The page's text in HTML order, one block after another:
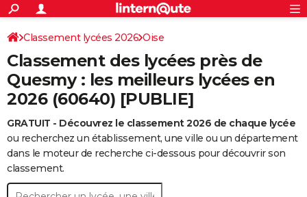
ACTUALITÉS
Politique
Société
Faits Divers
Education
Monde
Villes
+
SPORT
Coupe du monde 2026
Football
Tennis
Cyclisme
Rugby
Forum
Programme TV
TNT
Streaming
Cinéma
Sorties cinéma
Musique
+
FINANCE
Retraite
Impôts
Epargne
Immobilier
Risques naturels par ville
Banque
Assurance
Crédit
AUTO
Essais
Réserver un essai
Citadines
Berlines
SUV
Forum auto
+
HIGH-TECH
BRICOLAGE
S'inscrire
Connexion
Classement lycées 2026 Oise
Classement des lycées près de
Quesmy : les meilleurs lycées en
2026 (60640) [PUBLIE]
GRATUIT - Découvrez le classement 2026 de chaque lycée
ou recherchez un établissement, une ville ou un département
dans le moteur de recherche ci-dessous pour découvrir son
classement.